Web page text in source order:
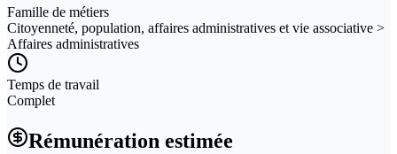
Famille de métiers
Citoyenneté, population, affaires administratives et vie associative >
Affaires administratives
Temps de travail
Complet
Rémunération estimée